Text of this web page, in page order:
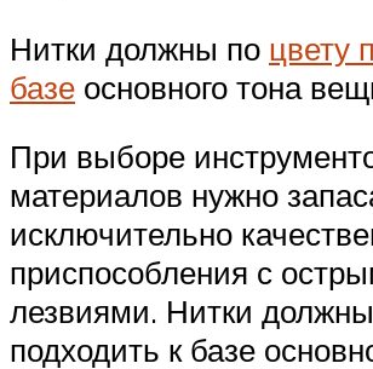
Нитки должны по цвету
базе основного тона
При выборе
материалов нужно
исключительно
приспособления с
лезвиями. Нитки
подходить к базе